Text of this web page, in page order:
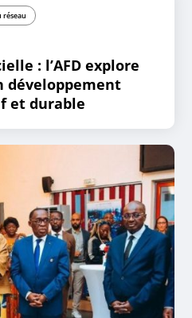
: l’AFD explore
développement
et durable